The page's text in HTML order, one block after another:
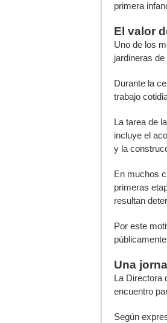
primera
El valor
Uno de los
jardineras
Durante la
trabajo
La tarea de
incluye el
y la
En muchos
primeras
resultan
Por este
Una
La Directora
encuentro
Según